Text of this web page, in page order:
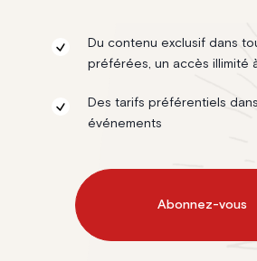
Du contenu exclusif dans
préférées, un accès illimité
Des tarifs préférentiels
événements
Abonnez-vous